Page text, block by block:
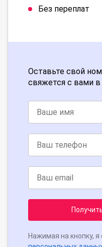
Без переплат
Оставьте свой
свяжется с вами
Нажимая на кнопку,